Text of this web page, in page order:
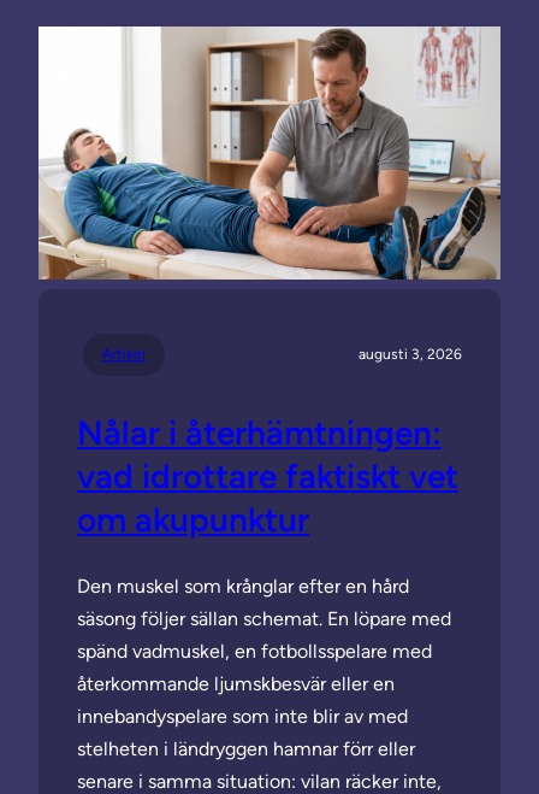
Artikel augusti 3, 2026
Nålar i återhämtningen:
vad idrottare faktiskt vet
om akupunktur
Den muskel som krånglar efter en hård
säsong följer sällan schemat. En löpare med
spänd vadmuskel, en fotbollsspelare med
återkommande ljumskbesvär eller en
innebandyspelare som inte blir av med
stelheten i ländryggen hamnar förr eller
senare i samma situation: vilan räcker inte,